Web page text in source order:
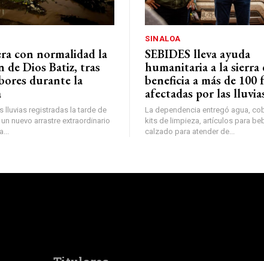
con normalidad la
de Dios Batiz, tras
durante la
lluvias registradas la tarde de
nuevo arrastre extraordinario
SINALOA
SEBIDES lleva ayuda
humanitaria a la sierra
beneficia a más de 100
afectadas por las
La dependencia entregó agua,
kits de limpieza, artículos para
calzado para atender de...